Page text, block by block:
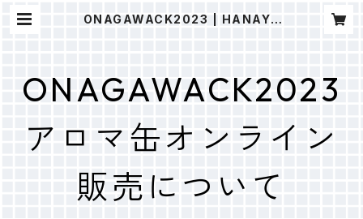
ONAGAWACK2023 | HANAYU
ONAGAWACK2023
アロマ缶オンライン
販売について